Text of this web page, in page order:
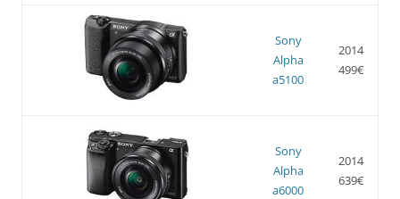
Sony
Alpha
a5100
2014
499€
Sony
Alpha
a6000
2014
639€